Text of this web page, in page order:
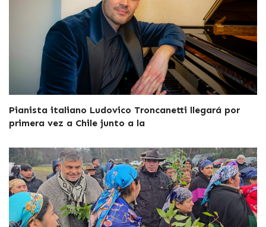
Pianista italiano Ludovico Troncanetti llegará por
primera vez a Chile junto a la